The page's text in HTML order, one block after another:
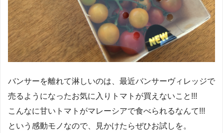
バンサーを離れて淋しいのは、最近バンサーヴィレッジで
売るようになったお気に入りトマトが買えないこと!!!
こんなに甘いトマトがマレーシアで食べられるなんて!!!
という感動モノなので、見かけたらぜひお試しを。